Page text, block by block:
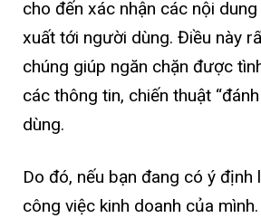
cho đến xác nhận các nội
xuất tới người dùng. Điều này
chúng giúp ngăn chặn được
các thông tin, chiến thuật
dùng.
Do đó, nếu bạn đang có ý định
công việc kinh doanh của